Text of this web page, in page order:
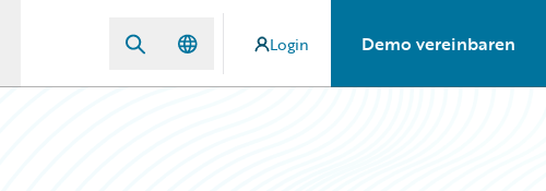
Login Demo vereinbaren